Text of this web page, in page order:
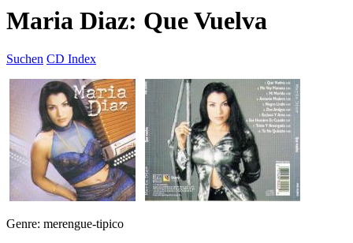
Maria Diaz: Que Vuelva
Suchen CD Index
Genre: merengue-tipico